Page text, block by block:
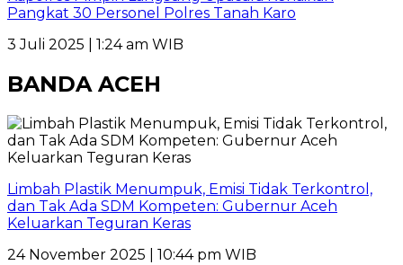
Pangkat 30 Personel Polres Tanah Karo
3 Juli 2025 | 1:24 am WIB
BANDA ACEH
Limbah Plastik Menumpuk, Emisi Tidak Terkontrol,
dan Tak Ada SDM Kompeten: Gubernur Aceh
Keluarkan Teguran Keras
24 November 2025 | 10:44 pm WIB